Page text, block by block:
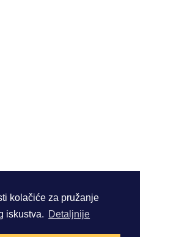
kolačiće za pružanje
iskustva. Detaljnije